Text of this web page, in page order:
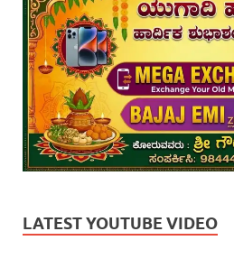
LATEST YOUTUBE VIDEO